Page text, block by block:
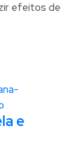
efeitos de
e